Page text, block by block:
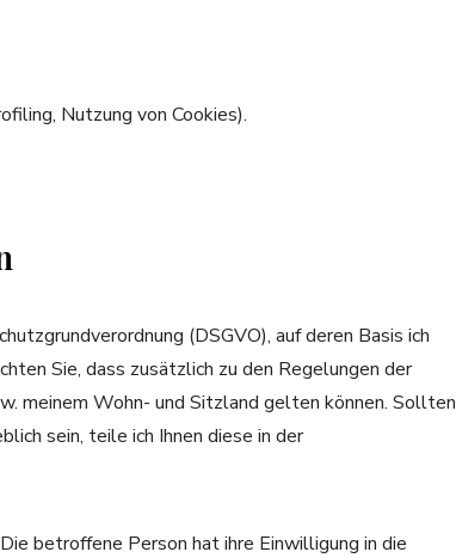
Nutzung von Cookies).
(DSGVO), auf deren Basis ich
Sie, dass zusätzlich zu den Regelungen der
meinem Wohn- und Sitzland gelten können. Sollten
sein, teile ich Ihnen diese in der
betroffene Person hat ihre Einwilligung in die